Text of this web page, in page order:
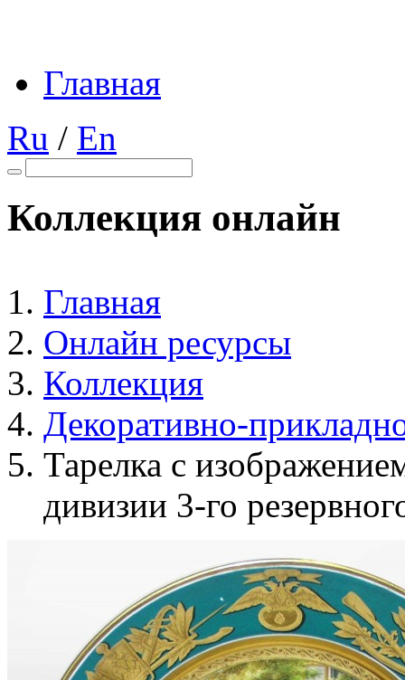
Главная
Ru / En
Коллекция онлайн
Главная
Онлайн ресурсы
Коллекция
Декоративно-
Тарелка с
дивизии 3-го